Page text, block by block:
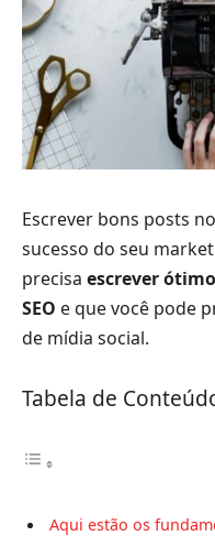
Escrever bons posts
sucesso do seu
precisa escrever
SEO e que você pode
de mídia social.
Tabela de
Aqui estão os